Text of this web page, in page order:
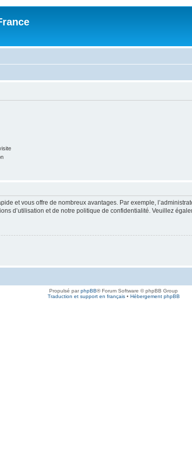
et vous offre de nombreux avantages. Par exemple,
d’utilisation et de notre politique de confidentialité. Veuillez
Propulsé parphpBB® Forum Software © phpBB Group
Traduction et support en français• Hébergement phpBB